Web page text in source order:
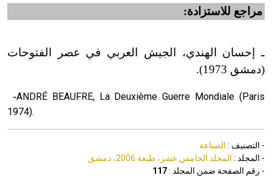
مراجع للاستزادة:
ـ إحسان الهندي، الجيش العربي في عصر الفتوحات
(دمشق 1973).
-ANDRÉ BEAUFRE, La Deuxième Guerre Mondiale (Paris
1974).
- التصنيف : الصناعة
- المجلد : المجلد الخامس عشر، طبعة 2006، دمشق
- رقم الصفحة ضمن المجلد :117